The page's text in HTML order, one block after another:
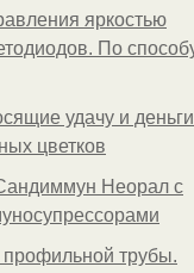
яркостью
По
удачу и
цветков
Неорал с
профильной трубы.